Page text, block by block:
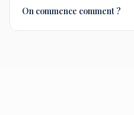
On commence comment ?